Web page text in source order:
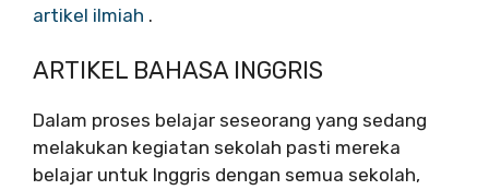
artikel ilmiah .
ARTIKEL BAHASA INGGRIS
Dalam proses belajar seseorang yang sedang
melakukan kegiatan sekolah pasti mereka
belajar untuk Inggris dengan semua sekolah,